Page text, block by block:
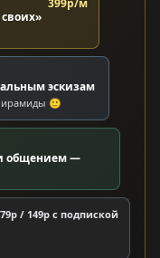
399р/м
эскизам
🙂
общением —
/ 149р c подпиской